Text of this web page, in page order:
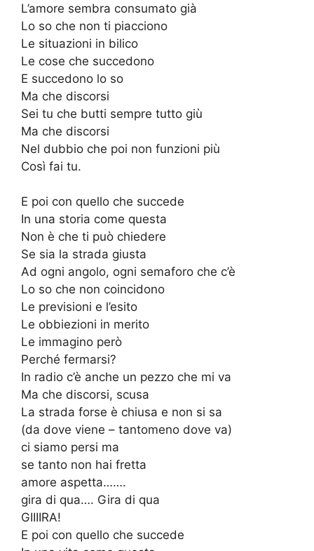
L’amore sembra consumato già
Lo so che non ti piacciono
Le situazioni in bilico
Le cose che succedono
E succedono lo so
Ma che discorsi
Sei tu che butti sempre tutto giù
Ma che discorsi
Nel dubbio che poi non funzioni più
Così fai tu.
E poi con quello che succede
In una storia come questa
Non è che ti può chiedere
Se sia la strada giusta
Ad ogni angolo, ogni semaforo che c’è
Lo so che non coincidono
Le previsioni e l’esito
Le obbiezioni in merito
Le immagino però
Perché fermarsi?
In radio c’è anche un pezzo che mi va
Ma che discorsi, scusa
La strada forse è chiusa e non si sa
(da dove viene – tantomeno dove va)
ci siamo persi ma
se tanto non hai fretta
amore aspetta…….
gira di qua…. Gira di qua
GIIIIRA!
E poi con quello che succede